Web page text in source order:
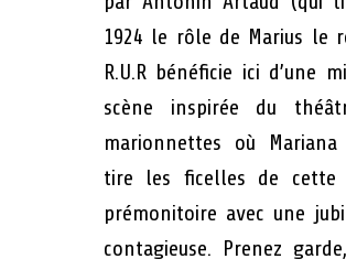
1924 le rôle de Marius le
R.U.R bénéficie ici d’une
scène inspirée du
marionnettes où Mariana
tire les ficelles de cette
prémonitoire avec une
contagieuse. Prenez